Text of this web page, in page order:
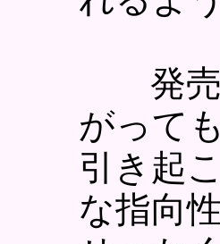
発売
がって
引き起
な指向